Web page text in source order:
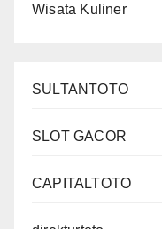
Wisata Kuliner
SULTANTOTO
SLOT GACOR
CAPITALTOTO